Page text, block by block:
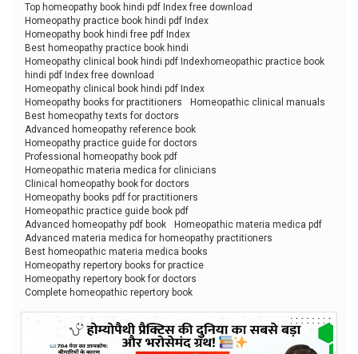
Top homeopathy book hindi pdf Index free download
Homeopathy practice book hindi pdf Index
Homeopathy book hindi free pdf Index
Best homeopathy practice book hindi
Homeopathy clinical book hindi pdf Indexhomeopathic practice book
hindi pdf Index free download
Homeopathy clinical book hindi pdf Index
Homeopathy books for practitioners
Homeopathic clinical manuals
Best homeopathy texts for doctors
Advanced homeopathy reference book
Homeopathy practice guide for doctors
Professional homeopathy book pdf
Homeopathic materia medica for clinicians
Clinical homeopathy book for doctors
Homeopathy books pdf for practitioners
Homeopathic practice guide book pdf
Advanced homeopathy pdf book
Homeopathic materia medica pdf
Advanced materia medica for homeopathy practitioners
Best homeopathic materia medica books
Homeopathy repertory books for practice
Homeopathy repertory book for doctors
Complete homeopathic repertory book